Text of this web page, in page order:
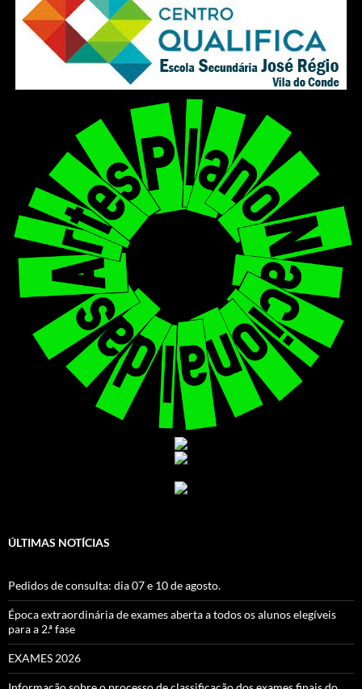
ÚLTIMAS NOTÍCIAS
Pedidos de consulta: dia 07 e 10 de agosto.
Época extraordinária de exames aberta a todos os alunos elegíveis
para a 2.ª fase
EXAMES 2026